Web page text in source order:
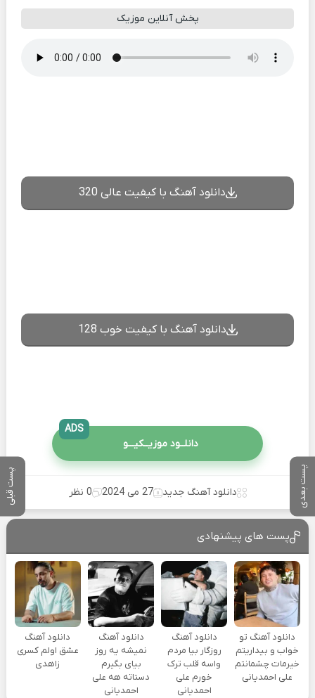
پست بعدی پست قبلی
پخش آنلاین موزیک
دانلود آهنگ با کیفیت عالی 320
دانلود آهنگ با کیفیت خوب 128
دانلــود موزیــکیـــو
ADS
دانلود آهنگ جدید 27 می 2024 0 نظر
پست های پیشنهادی
دانلود آهنگ تو
خواب و بیداریتم
خیرمات چشمانتم
علی احمدیانی
دانلود آهنگ
روزگار بیا مردم
واسه قلب ترک
خورم علی
احمدیانی
دانلود آهنگ
نمیشه یه روز
بیای بگیرم
دستاته هه علی
احمدیانی
دانلود آهنگ
عشق اولم کسری
زاهدی